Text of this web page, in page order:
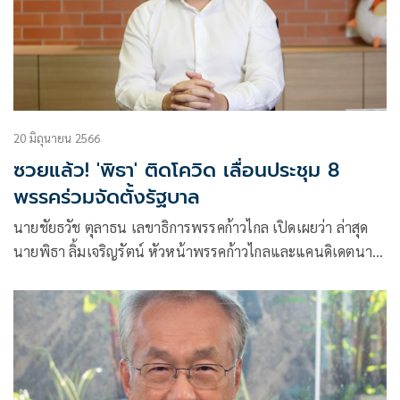
20 มิถุนายน 2566
ซวยแล้ว! 'พิธา' ติดโควิด เลื่อนประชุม 8
พรรคร่วมจัดตั้งรัฐบาล
นายชัยธวัช ตุลาธน เลขาธิการพรรคก้าวไกล เปิดเผยว่า ล่าสุด
นายพิธา ลิ้มเจริญรัตน์ หัวหน้าพรรคก้าวไกลและแคนดิเดตนา
ประชุมแกนนำ 8 พรรคร่วมออกไป